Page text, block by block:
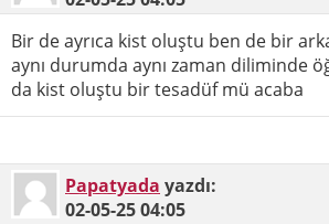
Bir de ayrıca kist oluştu ben de bir
aynı durumda aynı zaman diliminde
da kist oluştu bir tesadüf mü acaba
Papatyada yazdı:
02-05-2504:05